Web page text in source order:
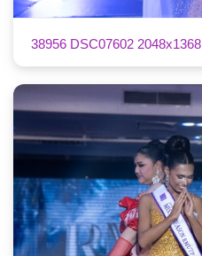
38956 DSC07602 2048x1368